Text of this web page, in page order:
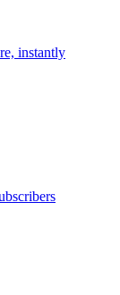
instantly